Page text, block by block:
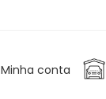
Minha conta